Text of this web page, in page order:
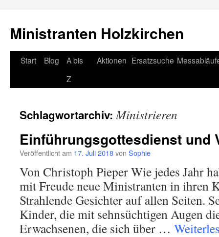
Ministranten Holzkirchen
Zum
Start Blog
A bis
Z
Aktionen Ersatzsuche
Schlagwortarchiv:Ministrieren
Einführungsgottesdienst und
Veröffentlicht am 17. Juli 2018von Sophie
Von Christoph Pieper Wie jedes Jahr
mit Freude neue Ministranten in ihren
Strahlende Gesichter auf allen Seiten.
Kinder, die mit sehnsüchtigen Augen
Erwachsenen, die sich über …